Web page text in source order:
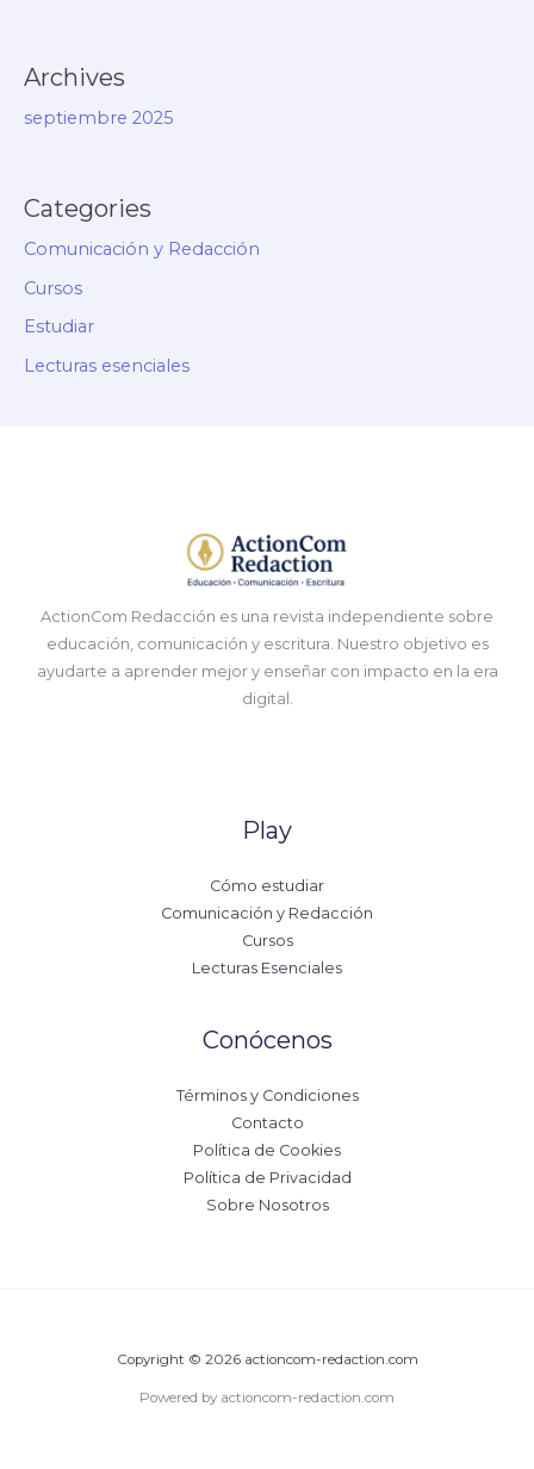
Archives
septiembre 2025
Categories
Comunicación y Redacción
Cursos
Estudiar
Lecturas esenciales
ActionCom Redacción es una revista independiente sobre
educación, comunicación y escritura. Nuestro objetivo es
ayudarte a aprender mejor y enseñar con impacto en la era
digital.
Play
Cómo estudiar
Comunicación y Redacción
Cursos
Lecturas Esenciales
Conócenos
Términos y Condiciones
Contacto
Política de Cookies
Política de Privacidad
Sobre Nosotros
Copyright © 2026 actioncom-redaction.com
Powered by actioncom-redaction.com